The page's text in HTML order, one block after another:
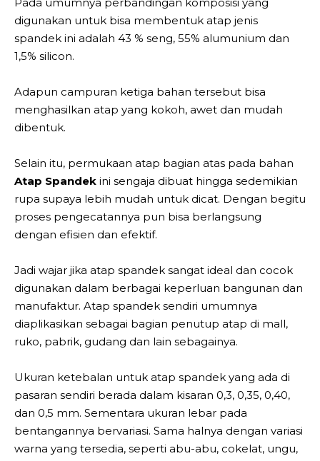
digunakan untuk bisa membentuk atap jenis
spandek ini adalah 43 % seng, 55% alumunium dan
1,5% silicon.
Adapun campuran ketiga bahan tersebut bisa
menghasilkan atap yang kokoh, awet dan mudah
dibentuk.
Selain itu, permukaan atap bagian atas pada bahan
Atap Spandek ini sengaja dibuat hingga sedemikian
rupa supaya lebih mudah untuk dicat. Dengan begitu
proses pengecatannya pun bisa berlangsung
dengan efisien dan efektif.
Jadi wajar jika atap spandek sangat ideal dan cocok
digunakan dalam berbagai keperluan bangunan dan
manufaktur. Atap spandek sendiri umumnya
diaplikasikan sebagai bagian penutup atap di mall,
ruko, pabrik, gudang dan lain sebagainya.
Ukuran ketebalan untuk atap spandek yang ada di
pasaran sendiri berada dalam kisaran 0,3, 0,35, 0,40,
dan 0,5 mm. Sementara ukuran lebar pada
bentangannya bervariasi. Sama halnya dengan variasi
warna yang tersedia, seperti abu-abu, cokelat, ungu,